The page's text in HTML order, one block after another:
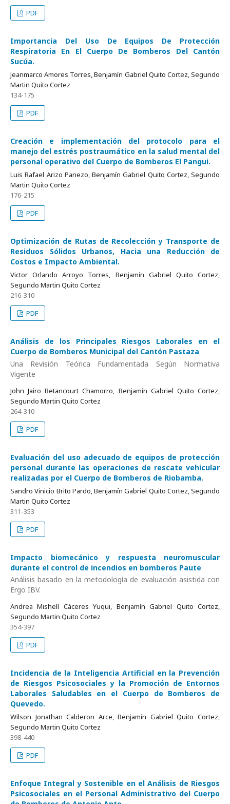
PDF
Importancia Del Uso De Equipos De Protección
Respiratoria En El Cuerpo De Bomberos Del Cantón
Sucúa.
Jeanmarco Amores Torres, Benjamín Gabriel Quito Cortez, Segundo
Martin Quito Cortez
134-175
PDF
Creación e implementación del protocolo para el
manejo del estrés postraumático en la salud mental del
personal operativo del Cuerpo de Bomberos El Pangui.
Luis Rafael Arizo Panezo, Benjamín Gabriel Quito Cortez, Segundo
Martin Quito Cortez
176-215
PDF
Optimización de Rutas de Recolección y Transporte de
Residuos Sólidos Urbanos, Hacia una Reducción de
Costos e Impacto Ambiental.
Victor Orlando Arroyo Torres, Benjamín Gabriel Quito Cortez,
Segundo Martin Quito Cortez
216-310
PDF
Análisis de los Principales Riesgos Laborales en el
Cuerpo de Bomberos Municipal del Cantón Pastaza
Una Revisión Teórica Fundamentada Según Normativa
Vigente
John Jairo Betancourt Chamorro, Benjamín Gabriel Quito Cortez,
Segundo Martin Quito Cortez
264-310
PDF
Evaluación del uso adecuado de equipos de protección
personal durante las operaciones de rescate vehicular
realizadas por el Cuerpo de Bomberos de Riobamba.
Sandro Vinicio Brito Pardo, Benjamín Gabriel Quito Cortez, Segundo
Martin Quito Cortez
311-353
PDF
Impacto biomecánico y respuesta neuromuscular
durante el control de incendios en bomberos Paute
Análisis basado en la metodología de evaluación asistida con
Ergo IBV.
Andrea Mishell Cáceres Yuqui, Benjamín Gabriel Quito Cortez,
Segundo Martin Quito Cortez
354-397
PDF
Incidencia de la Inteligencia Artificial en la Prevención
de Riesgos Psicosociales y la Promoción de Entornos
Laborales Saludables en el Cuerpo de Bomberos de
Quevedo.
Wilson Jonathan Calderon Arce, Benjamín Gabriel Quito Cortez,
Segundo Martin Quito Cortez
398-440
PDF
Enfoque Integral y Sostenible en el Análisis de Riesgos
Psicosociales en el Personal Administrativo del Cuerpo